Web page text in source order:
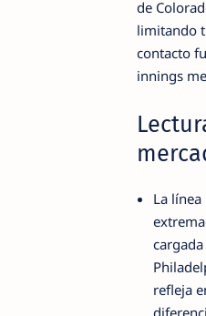
de
limitando
contacto
innings
La línea
refleja